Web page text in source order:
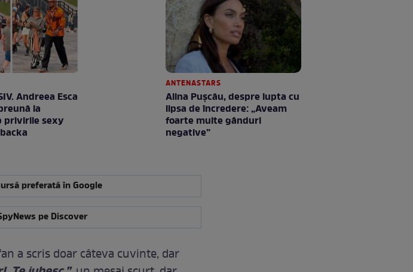
Andreea Esca
la
privirile sexy
ANTENASTARS
Alina Pușcău, despre lupta cu
lipsa de încredere: „Aveam
foarte multe gânduri
negative”
preferată în Google
pe Discover
a scris doar câteva cuvinte, dar